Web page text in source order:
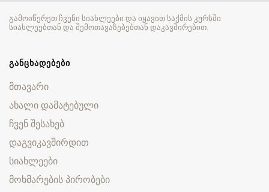
გამოიწერეთ ჩვენი სიახლეები და იყავით საქმის კურსში
სიახლეებთან და შემოთავაზებებთან დაკავშირებით.
ᲒᲐᲜᲪᲮᲐᲓᲔᲑᲔᲑᲘ
მთავარი
ახალი დამატებული
ჩვენ შესახებ
დაგვიკავშირდით
სიახლეები
მოხმარების პირობები